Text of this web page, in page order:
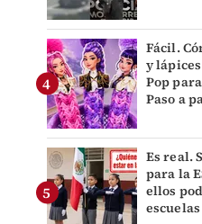
Fácil.
y
Pop
Paso a
Es real.
para la
ellos